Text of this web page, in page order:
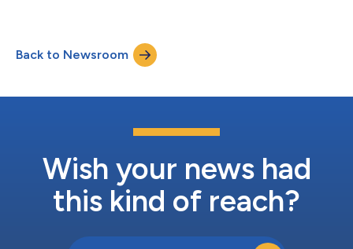
服務由專家級AI工程師透過Rimini Street的全球指揮中心(Global
Command Centers)提供全天候支援，旨在協助企業： 加快AI代
理的部署 降低AI代理的營運風險 提高對AI代理活動的可視性 提供
業務價值 充滿信心地擴大AI代理的採用規模 Rimini Govern for AI為
進行整體管理： 監控全企業範圍的代理活動、工作流程、安全事...
Back to Newsroom
Wish your news had
this kind of reach?